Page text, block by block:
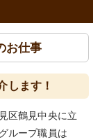
お仕事
します！
区鶴見中央に立
ループ職員は